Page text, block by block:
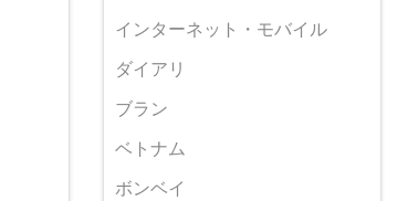
インターネット・モバイル
ダイアリ
ブラン
ベトナム
ボンベイ